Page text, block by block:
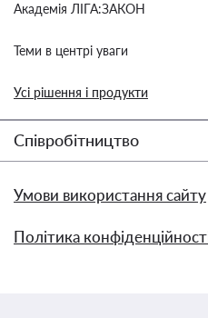
Академія ЛІГА:ЗАКОН
Теми в центрі уваги
Усі рішення і продукти
Співробітництво
Умови використання сайту
Політика